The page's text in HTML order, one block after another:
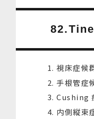
視床症候
手根管症
Cushing
内側縦束